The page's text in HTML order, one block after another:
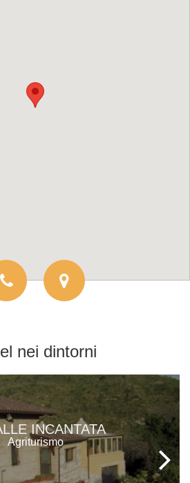
nei dintorni
INCANTATA
Agriturismo